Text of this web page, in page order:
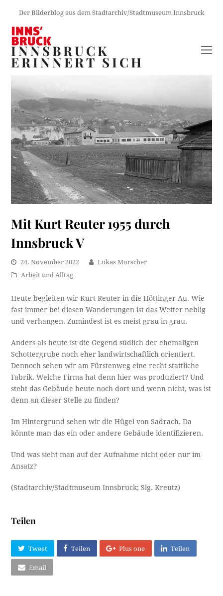
Der Bilderblog aus dem Stadtarchiv/Stadtmuseum Innsbruck
INNSBRUCK
ERINNERT SICH
Mit Kurt Reuter 1955 durch
Innsbruck V
24. November 2022
Lukas Morscher
Arbeit und Alltag
Heute begleiten wir Kurt Reuter in die Höttinger Au. Wie
fast immer bei diesen Wanderungen ist das Wetter neblig
und verhangen. Zumindest ist es meist grau in grau.
Anders als heute ist die Gegend südlich der ehemaligen
Schottergrube noch eher landwirtschaftlich orientiert.
Dennoch sehen wir am Fürstenweg eine recht stattliche
Fabrik. Welche Firma hat denn hier was produziert? Und
steht das Gebäude heute noch dort und wenn nicht, was ist
denn an dieser Stelle zu finden?
Im Hintergrund sehen wir die Hügel von Sadrach. Da
könnte man das ein oder andere Gebäude identifizieren.
Und was sieht man auf der Aufnahme nicht oder nur im
Ansatz?
(Stadtarchiv/Stadtmuseum Innsbruck; Slg. Kreutz)
Teilen
Tweet Teilen Plus one Teilen
Email